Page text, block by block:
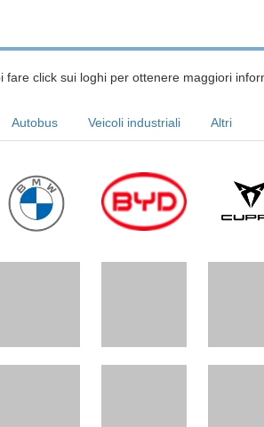
fare click sui loghi per ottenere maggiori
Autobus Veicoli industriali Altri